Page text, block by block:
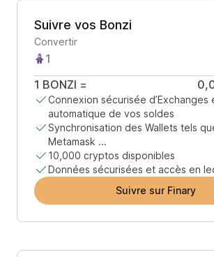
Suivre vos Bonzi
Convertir
1 BONZI =
Connexion sécurisée d’Exchanges
automatique de vos soldes
Synchronisation des Wallets tels
Metamask ...
10,000 cryptos disponibles
Données sécurisées et accès en
Suivre sur Finary